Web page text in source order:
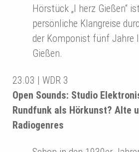
Hörstück „I herz Gießen“
persönliche Klangreise
der Komponist fünf Jahre
Gießen.
23.03 | WDR 3
Open Sounds: Studio
Rundfunk als Hörkunst? Alte
Radiogenres